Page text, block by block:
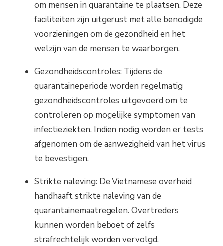
om mensen in quarantaine te plaatsen. Deze
faciliteiten zijn uitgerust met alle benodigde
voorzieningen om de gezondheid en het
welzijn van de mensen te waarborgen.
Gezondheidscontroles: Tijdens de
quarantaineperiode worden regelmatig
gezondheidscontroles uitgevoerd om te
controleren op mogelijke symptomen van
infectieziekten. Indien nodig worden er tests
afgenomen om de aanwezigheid van het virus
te bevestigen.
Strikte naleving: De Vietnamese overheid
handhaaft strikte naleving van de
quarantainemaatregelen. Overtreders
kunnen worden beboet of zelfs
strafrechtelijk worden vervolgd.